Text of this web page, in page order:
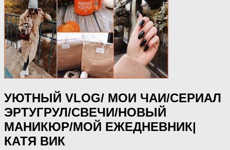
УЮТНЫЙ VLOG/ МОИ ЧАИ/СЕРИАЛ
ЭРТУГРУЛ/СВЕЧИ/НОВЫЙ
МАНИКЮР/МОЙ ЕЖЕДНЕВНИК|
КАТЯ ВИК